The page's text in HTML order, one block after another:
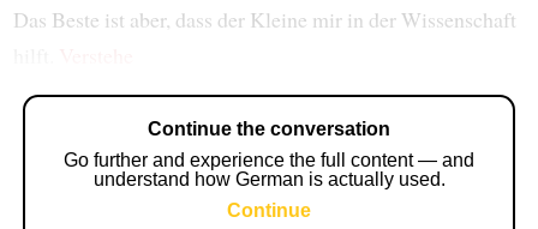
Das Beste ist aber, dass der Kleine mir in der Wissenschaft
Continue the conversation
Go further and experience the full content — and
understand how German is actually used.
Continue